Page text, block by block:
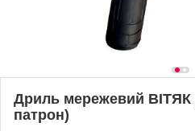
Дриль мережевий ВІТЯК
патрон)